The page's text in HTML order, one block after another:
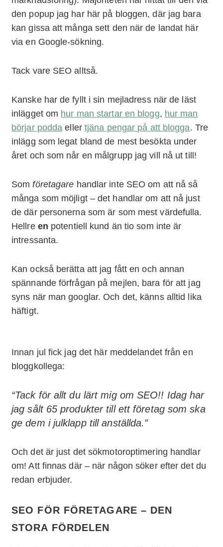
den popup jag har här på bloggen, där jag bara
kan gissa att många sett den när de landat här
via en Google-sökning.
Tack vare SEO alltså.
Kanske har de fyllt i sin mejladress när de läst
inlägget om hur man startar en blogg, hur man
börjar podda eller tjäna pengar på att blogga. Tre
inlägg som legat bland de mest besökta under
året och som når en målgrupp jag vill nå ut till!
Somföretagare handlar inte SEO om att nå så
många som möjligt – det handlar om att nå just
de där personerna som är som mest värdefulla.
Hellre en potentiell kund än tio som inte är
intressanta.
Kan också berätta att jag fått en och annan
spännande förfrågan på mejlen, bara för att jag
syns när man googlar. Och det, känns alltid lika
häftigt.
Innan jul fick jag det här meddelandet från en
bloggkollega:
“Tack för allt du lärt mig om SEO!! Idag har
jag sålt 65 produkter till ett företag som ska
ge dem i julklapp till anställda.”
Och det är just det sökmotoroptimering handlar
om! Att finnas där – när någon söker efter det du
redan erbjuder.
SEO FÖR FÖRETAGARE – DEN
STORA FÖRDELEN